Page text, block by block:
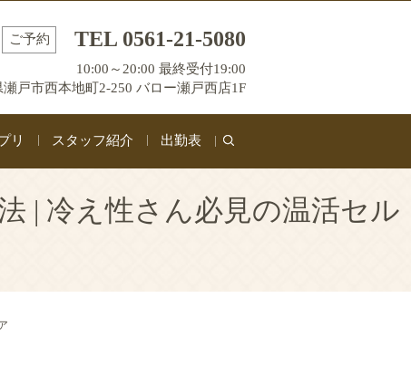
ご予約 TEL 0561-21-5080
10:00～20:00 最終受付19:00
瀬戸市西本地町2-250 バロー瀬戸西店1F
リ スタッフ紹介 出勤表
search
| 冷え性さん必見の温活セル